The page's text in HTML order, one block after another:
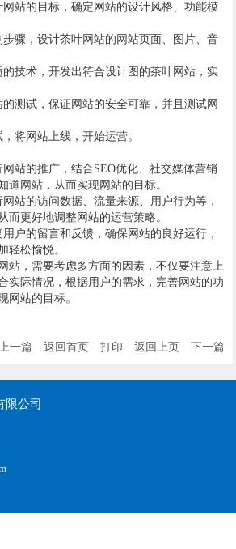
的目标，确定网站的设计风格、功能模
，设计茶叶网站的网站页面、图片、音
术，开发出符合设计图的茶叶网站，实
试，保证网站的安全可靠，并且测试网
网站上线，开始运营。
的推广，结合SEO优化、社交媒体营销
道网站，从而实现网站的目标。
的访问数据、流量来源、用户行为等，
而更好地调整网站的运营策略。
的留言和反馈，确保网站的良好运行，
轻松愉悦。
，需要考虑多方面的因素，不仅要注意上
实际情况，根据用户的需求，完善网站的功
网站的目标。
一篇 返回首页 打印 返回上页 下一篇
限公司